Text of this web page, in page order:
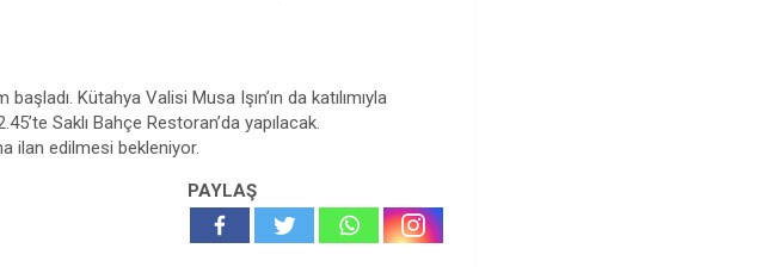
Kütahya Valisi Musa Işın’ın da katılımıyla
Saklı Bahçe Restoran’da yapılacak.
ilan edilmesi bekleniyor.
PAYLAŞ